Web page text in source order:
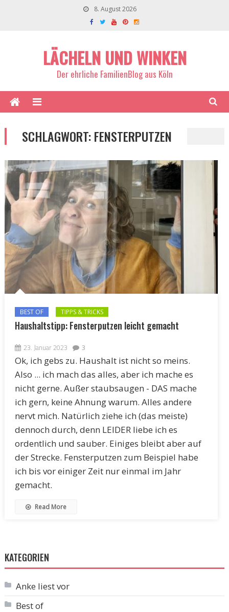
8. August 2026
LÄCHELN UND WINKEN
Der ehrliche FamilienBlog aus Köln
SCHLAGWORT:FENSTERPUTZEN
BEST OF TIPPS & TRICKS
Haushaltstipp: Fensterputzen leicht gemacht
23. Januar 2023 3
Ok, ich gebs zu. Haushalt ist nicht so meins.
Also ... ich mach das alles, aber ich mache es
nicht gerne. Außer staubsaugen - DAS mache
ich gern, keine Ahnung warum. Alles andere
nervt mich. Natürlich ziehe ich (das meiste)
dennoch durch, denn LEIDER liebe ich es
ordentlich und sauber. Einiges bleibt aber auf
der Strecke. Fensterputzen zum Beispiel habe
ich bis vor einiger Zeit nur einmal im Jahr
gemacht.
Read More
KATEGORIEN
Anke liest vor
Best of